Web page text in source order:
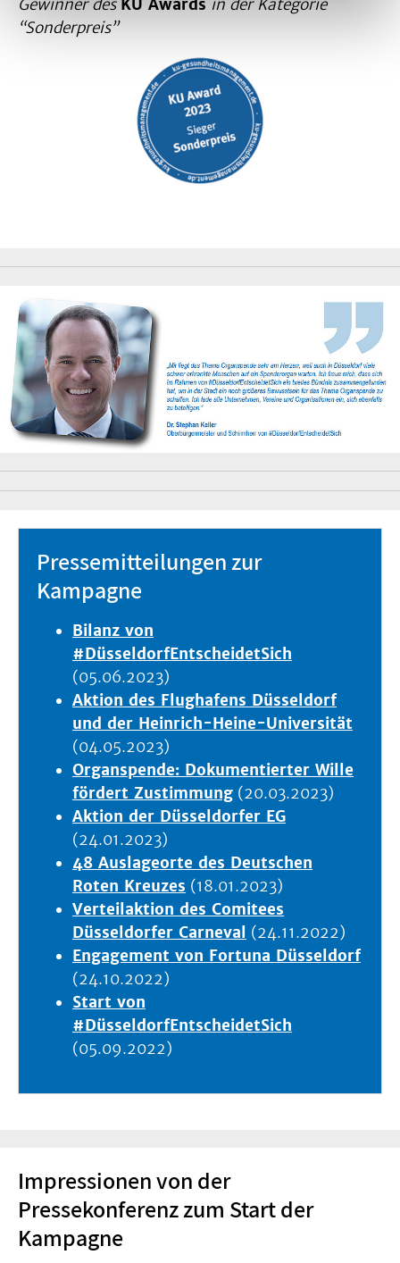
Gewinner des KU Awards in der Kategorie
“Sonderpreis”
Pressemitteilungen zur
Kampagne
Bilanz von
#DüsseldorfEntscheidetSich
(05.06.2023)
Aktion des Flughafens Düsseldorf
und der Heinrich-Heine-Universität
(04.05.2023)
Organspende: Dokumentierter Wille
fördert Zustimmung (20.03.2023)
Aktion der Düsseldorfer EG
(24.01.2023)
48 Auslageorte des Deutschen
Roten Kreuzes (18.01.2023)
Verteilaktion des Comitees
Düsseldorfer Carneval (24.11.2022)
Engagement von Fortuna Düsseldorf
(24.10.2022)
Start von
#DüsseldorfEntscheidetSich
(05.09.2022)
Impressionen von der
Pressekonferenz zum Start der
Kampagne